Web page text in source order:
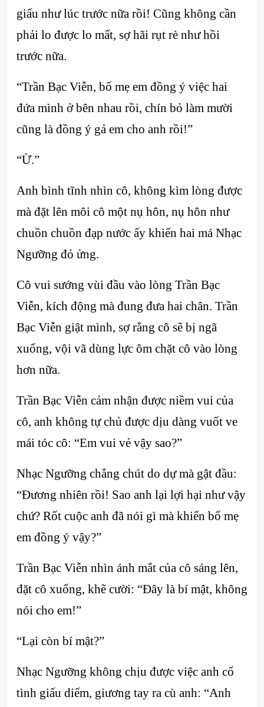
giấu như lúc trước nữa rồi! Cũng không cần
phải lo được lo mất, sợ hãi rụt rè như hồi
trước nữa.
“Trần Bạc Viễn, bố mẹ em đồng ý việc hai
đứa mình ở bên nhau rồi, chín bỏ làm mười
cũng là đồng ý gả em cho anh rồi!”
“Ừ.”
Anh bình tĩnh nhìn cô, không kìm lòng được
mà đặt lên môi cô một nụ hôn, nụ hôn như
chuồn chuồn đạp nước ấy khiến hai má Nhạc
Ngưỡng đỏ ửng.
Cô vui sướng vùi đầu vào lòng Trần Bạc
Viễn, kích động mà đung đưa hai chân. Trần
Bạc Viễn giật mình, sợ rằng cô sẽ bị ngã
xuống, vội vã dùng lực ôm chặt cô vào lòng
hơn nữa.
Trần Bạc Viễn cảm nhận được niềm vui của
cô, anh không tự chủ được dịu dàng vuốt ve
mái tóc cô: “Em vui vẻ vậy sao?”
Nhạc Ngưỡng chẳng chút do dự mà gật đầu:
“Đương nhiên rồi! Sao anh lại lợi hại như vậy
chứ? Rốt cuộc anh đã nói gì mà khiến bố mẹ
em đồng ý vậy?”
Trần Bạc Viễn nhìn ánh mắt của cô sáng lên,
đặt cô xuống, khẽ cười: “Đây là bí mật, không
nói cho em!”
“Lại còn bí mật?”
Nhạc Ngưỡng không chịu được việc anh cố
tình giấu diếm, giương tay ra cù anh: “Anh